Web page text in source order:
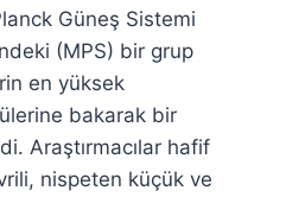
Güneş Sistemi
(MPS) bir grup
en yüksek
bakarak bir
Araştırmacılar hafif
nispeten küçük ve